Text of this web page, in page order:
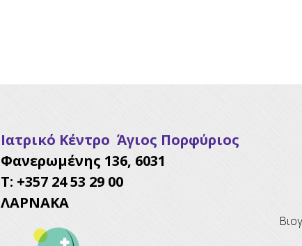
Ιατρικό Κέντρο Άγιος Πορφύριος
Φανερωμένης 136, 6031
Τ: +357 24 53 29 00
ΛΑΡΝΑΚΑ